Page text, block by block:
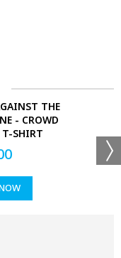
THE
- CROWD
T-SHIRT